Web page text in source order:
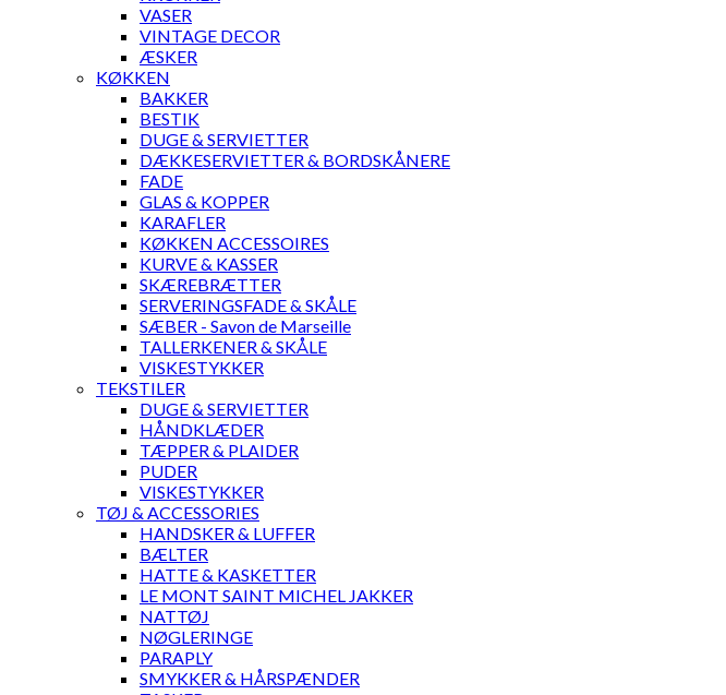
VASER
VINTAGE DECOR
ÆSKER
KØKKEN
BAKKER
BESTIK
DUGE & SERVIETTER
DÆKKESERVIETTER & BORDSKÅNERE
FADE
GLAS & KOPPER
KARAFLER
KØKKEN ACCESSOIRES
KURVE & KASSER
SKÆREBRÆTTER
SERVERINGSFADE & SKÅLE
SÆBER - Savon de Marseille
TALLERKENER & SKÅLE
VISKESTYKKER
TEKSTILER
DUGE & SERVIETTER
HÅNDKLÆDER
TÆPPER & PLAIDER
PUDER
VISKESTYKKER
TØJ & ACCESSORIES
HANDSKER & LUFFER
BÆLTER
HATTE & KASKETTER
LE MONT SAINT MICHEL JAKKER
NATTØJ
NØGLERINGE
PARAPLY
SMYKKER & HÅRSPÆNDER